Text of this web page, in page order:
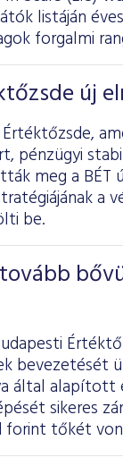
listáján
forgalmi
új
pénzügyi
meg a BÉT
a
be.
bevezetését
által
sikeres
forint tőkét